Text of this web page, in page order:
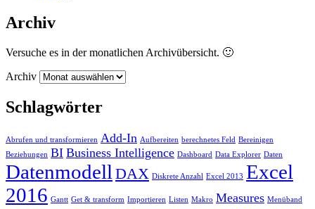
Archiv
Versuche es in der monatlichen Archivübersicht. 🙂
Archiv
Schlagwörter
Abrufen und transformieren Add-In Aufbereiten berechnetes Feld Bereinigen
Beziehungen BI Business Intelligence Dashboard Data Explorer Daten
Datenmodell DAX Diskrete Anzahl Excel 2013 Excel
2016 Gantt Get & transform Importieren Listen Makro Measures Menüband